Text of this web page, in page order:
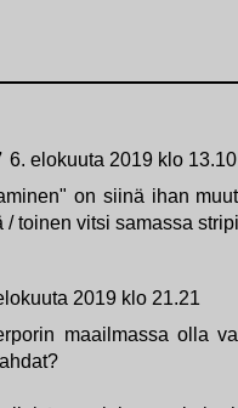
6. elokuuta 2019 klo 13.10
on siinä ihan
/ toinen vitsi samassa
2019 klo 21.21
maailmassa olla